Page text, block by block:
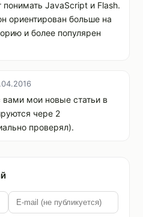
понимать JavaScript и Flash.
ориентирован больше на
и более популярен
вами мои новые статьи в
чере 2
проверял).